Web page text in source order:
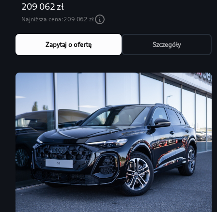
209 062 zł
Najniższa cena:209 062 zł
Zapytaj o ofertę Szczegóły